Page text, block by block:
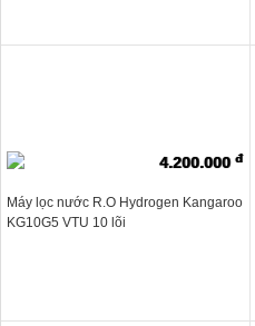
4.200.000đ
Máy lọc nước R.O Hydrogen Kangaroo
KG10G5 VTU 10 lõi